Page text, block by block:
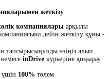
жеткізу
компаниялары арқылы
дейін жеткізу құны -
тапсырысыңызды өзіңіз алып
inDrive курьеріне қоңырау
үшін 100% төлем